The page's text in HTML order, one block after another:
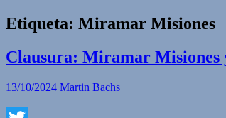
Etiqueta: Miramar Misiones
Clausura: Miramar Misiones
13/10/2024 Martin Bachs